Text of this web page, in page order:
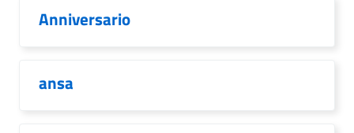
Anniversario
ansa